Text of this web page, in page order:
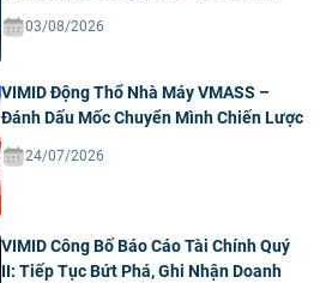
03/08/2026
VIMID Động Thổ Nhà Máy VMASS –
Đánh Dấu Mốc Chuyển Mình Chiến Lược
24/07/2026
VIMID Công Bố Báo Cáo Tài Chính Quý
II: Tiếp Tục Bứt Phá, Ghi Nhận Doanh